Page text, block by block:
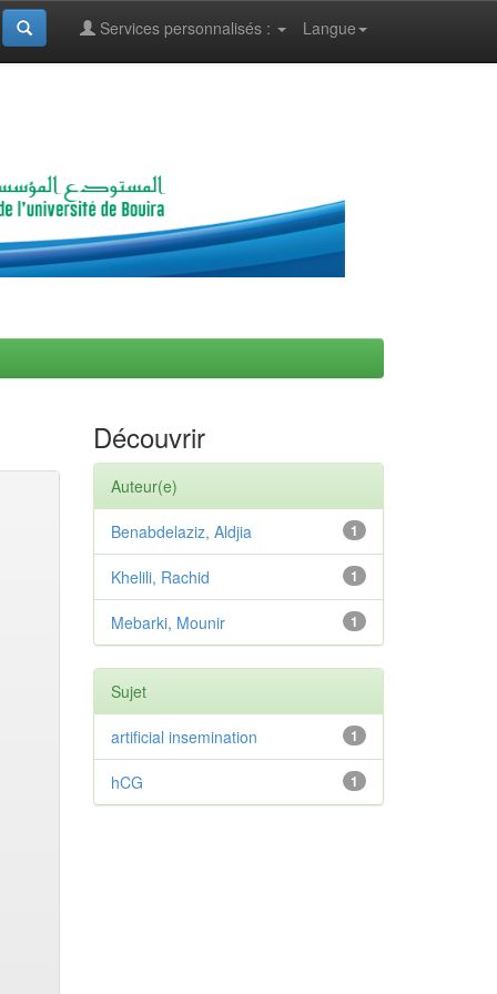
Langue
Services personnalisés :
Découvrir
Auteur(e)
1
Benabdelaziz, Aldjia
1
Khelili, Rachid
1
Mebarki, Mounir
Sujet
1
artificial insemination
1
hCG